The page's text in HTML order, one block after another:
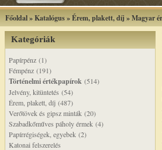
Főoldal»Katalógus»Érem, plakett, díj »Magyar
Kategóriák
Papírpénz (1)
Fémpénz (191)
Történelmi értékpapírok (514)
Jelvény, kitüntetés (54)
Érem, plakett, díj (487)
Verőtövek és gipsz minták (20)
Szabadkőműves páholy érmek (4)
Papírrégiségek, egyebek (2)
Katonai felszerelés